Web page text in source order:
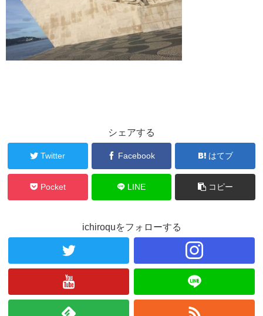
シェアする
Twitter Facebook はてブ
Pocket LINE コピー
ichiroquをフォローする